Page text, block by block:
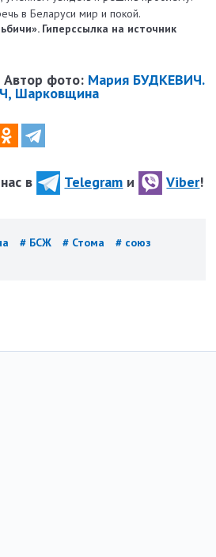
в Беларуси мир и покой.
Гиперссылка на источник
Автор фото: Мария БУДКЕВИЧ.
Шарковщина
в Telegram и Viber!
# БСЖ # Стома
# союз